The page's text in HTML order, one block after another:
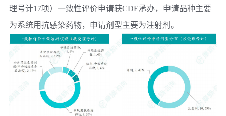
理号计17项）一致性评价申请获CDE承办，申请品种主要
为系统用抗感染药物，申请剂型主要为注射剂。